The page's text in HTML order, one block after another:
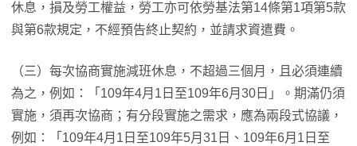
休息，損及勞工權益，勞工亦可依勞基法第14條第1項第5款
與第6款規定，不經預告終止契約，並請求資遣費。
（三）每次協商實施減班休息，不超過三個月，且必須連續
為之，例如：「109年4月1日至109年6月30日」。期滿仍須
實施，須再次協商；有分段實施之需求，應為兩段式協議，
例如：「109年4月1日至109年5月31日、109年6月1日至